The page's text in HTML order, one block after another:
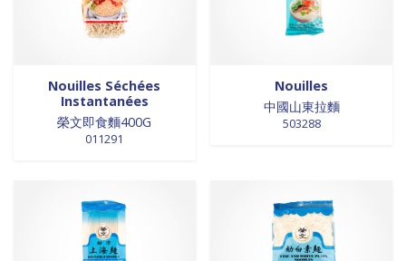
Nouilles Séchées
Instantanées
榮文即食麵400G
011291
Nouilles
中國山東拉麵
503288